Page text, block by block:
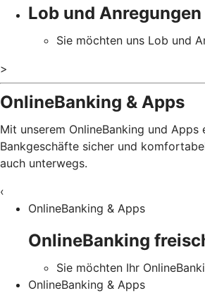
Lob und
Sie möchten uns Lob und
>
OnlineBanking & Apps
Mit unserem OnlineBanking und Apps
Bankgeschäfte sicher und
auch unterwegs.
‹
OnlineBanking & Apps
OnlineBanking
Sie möchten Ihr
OnlineBanking & Apps